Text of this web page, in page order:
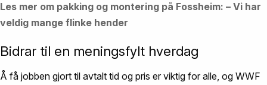
Les mer om pakking og montering på Fossheim: – Vi har
veldig mange flinke hender
Bidrar til en meningsfylt hverdag
Å få jobben gjort til avtalt tid og pris er viktig for alle, og WWF